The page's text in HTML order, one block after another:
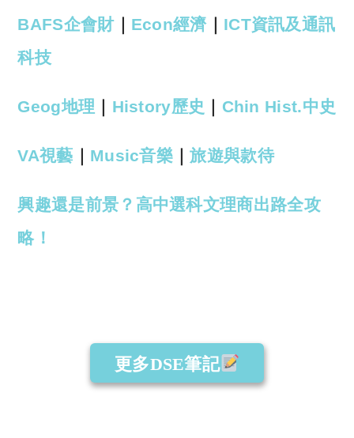
BAFS企會財｜ Econ經濟｜ ICT資訊及通訊
科技
Geog地理 History歷史 Chin Hist.中史
VA視藝 Music音樂 ｜旅遊與款待
興趣還是前景？高中選科文理商出路全攻
略！
更多DSE筆記